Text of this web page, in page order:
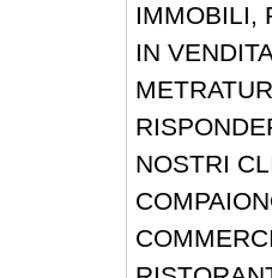
IMMOBILI,
IN
NOSTRI